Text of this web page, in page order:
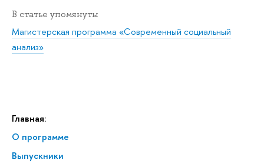
Главная:
О программе
Выпускники
В статье упомянуты
Магистерская программа «Современный социальный
анализ»